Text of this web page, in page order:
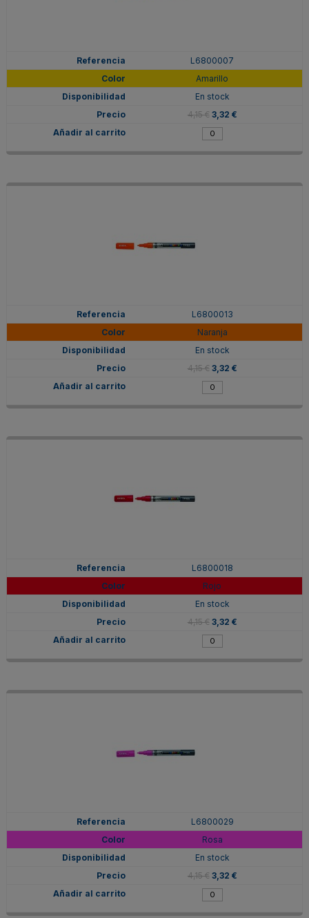
L6800007
Amarillo
En stock
4,15 € 3,32 €
L6800013
Naranja
En stock
4,15 € 3,32 €
L6800018
Rojo
En stock
4,15 € 3,32 €
L6800029
Rosa
En stock
4,15 € 3,32 €